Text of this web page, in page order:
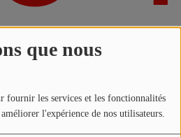
que nous
fournir les services et les fonctionnalités
l'expérience de nos utilisateurs.
avez
une erreur.